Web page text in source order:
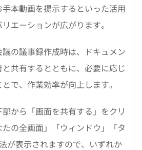
本動画を提示するといった活用
エーションが広がります。
の議事録作成時は、ドキュメン
と共有するとともに、必要に応じ
で、作業効率が向上します。
から「画面を共有する」をクリ
の全画面」「ウィンドウ」「タ
が表示されますので、いずれか